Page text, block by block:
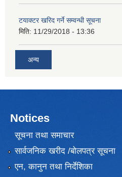
टयाक्टर खरिद गर्ने सम्वन्धी सूचना
मिति: 11/29/2018 - 13:36
अन्य
Notices
सूचना तथा समाचार
सार्वजनिक खरीद /बोलपत्र सूचना
एन, कानुन तथा निर्देशिका